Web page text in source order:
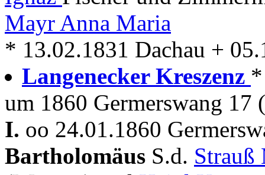
Mayr Anna Maria
* 13.02.1831 Dachau +
Langenecker Kreszenz
um 1860 Germerswang 17
I. oo 24.01.1860
Bartholomäus S.d.